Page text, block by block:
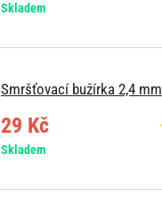
Skladem
Smršťovací bužírka 2,4 mm
29 Kč
Skladem